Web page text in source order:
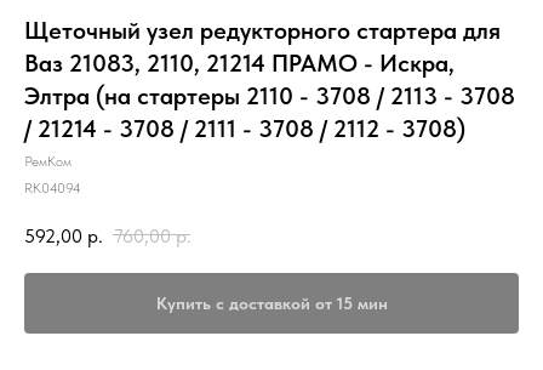
Щеточный узел редукторного стартера для
Ваз 21083, 2110, 21214 ПРАМО - Искра,
Элтра (на стартеры 2110 - 3708 / 2113 - 3708
/ 21214 - 3708 / 2111 - 3708 / 2112 - 3708)
РемКом
RK04094
592,00 р. 760,00 р.
Купить с доставкой от 15 мин